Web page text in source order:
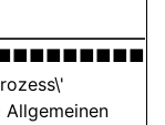
Allgemeinen